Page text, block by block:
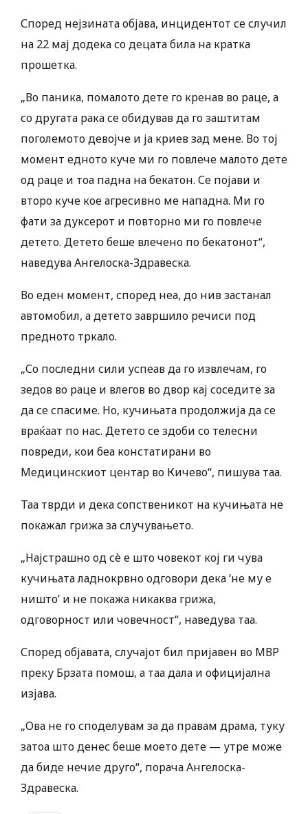
Според нејзината објава, инцидентот се случил
на 22 мај додека со децата била на кратка
прошетка.
„Во паника, помалото дете го кренав во раце, а
со другата рака се обидував да го заштитам
поголемото девојче и ја криев зад мене. Во тој
момент едното куче ми го повлече малото дете
од раце и тоа падна на бекатон. Се појави и
второ куче кое агресивно ме нападна. Ми го
фати за дуксерот и повторно ми го повлече
детето. Детето беше влечено по бекатонот“,
наведува Ангелоска-Здравеска.
Во еден момент, според неа, до нив застанал
автомобил, а детето завршило речиси под
предното тркало.
„Со последни сили успеав да го извлечам, го
зедов во раце и влегов во двор кај соседите за
да се спасиме. Но, кучињата продолжија да се
враќаат по нас. Детето се здоби со телесни
повреди, кои беа констатирани во
Медицинскиот центар во Кичево“, пишува таа.
Таа тврди и дека сопственикот на кучињата не
покажал грижа за случувањето.
„Најстрашно од сè е што човекот кој ги чува
кучињата ладнокрвно одговори дека ‘не му е
ништо’ и не покажа никаква грижа,
одговорност или човечност“, наведува таа.
Според објавата, случајот бил пријавен во МВР
преку Брзата помош, а таа дала и официјална
изјава.
„Ова не го споделувам за да правам драма, туку
затоа што денес беше моето дете — утре може
да биде нечие друго“, порача Ангелоска-
Здравеска.